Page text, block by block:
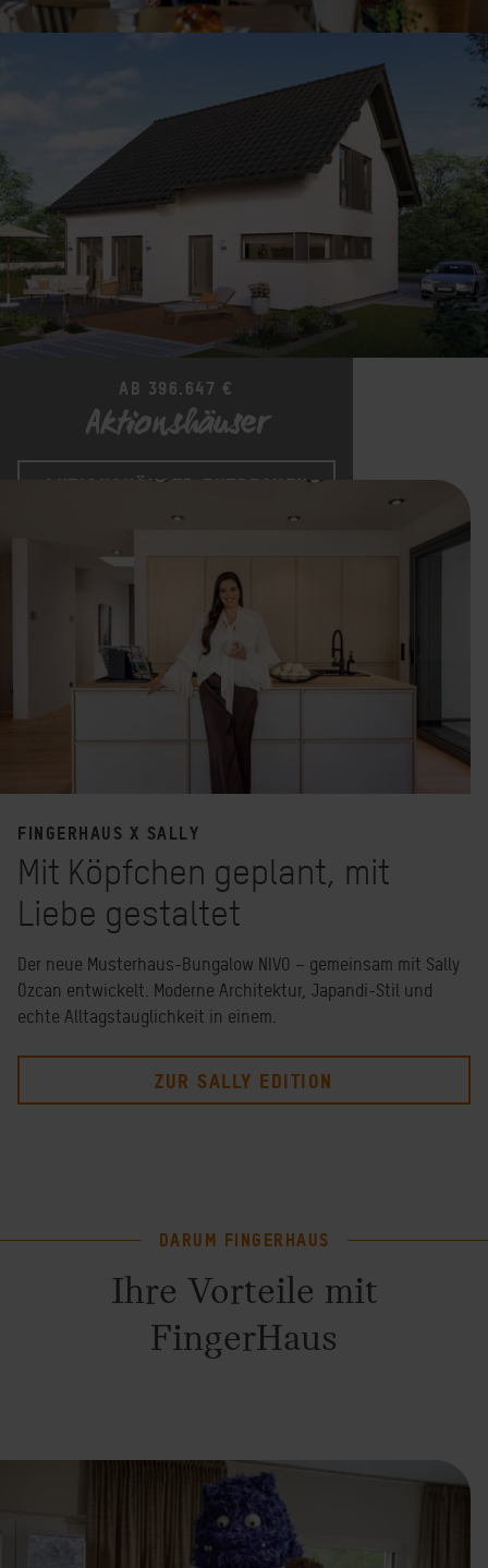
Zero Bills
AKTION SICHERN
Aktionshäuser
AB 396.647 €
AKTIONSHÄUSER ENTDECKEN
FINGERHAUS X SALLY
Mit Köpfchen geplant, mit
Liebe gestaltet
Der neue Musterhaus-Bungalow NIVO – gemeinsam mit Sally
Özcan entwickelt. Moderne Architektur, Japandi-Stil und
echte Alltagstauglichkeit in einem.
ZUR SALLY EDITION
DARUM FINGERHAUS
Ihre Vorteile mit
FingerHaus